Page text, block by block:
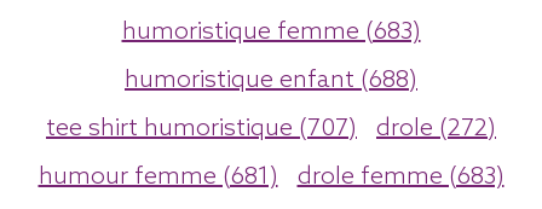
humoristique femme (683)
humoristique enfant (688)
tee shirt humoristique (707)
drole (272)
humour femme (681)
drole femme (683)